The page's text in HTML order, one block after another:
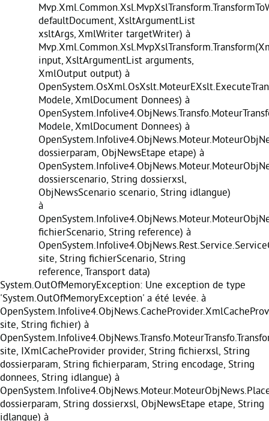
defaultDocument, XsltArgumentList
xsltArgs, XmlWriter targetWriter) à
input, XsltArgumentList arguments,
XmlOutput output) à
Modele, XmlDocument Donnees) à
Modele, XmlDocument Donnees) à
dossierparam, ObjNewsEtape etape) à
dossierscenario, String dossierxsl,
ObjNewsScenario scenario, String idlangue)
à
fichierScenario, String reference) à
site, String fichierScenario, String
reference, Transport data)
System.OutOfMemoryException: Une exception de type
'System.OutOfMemoryException' a été levée. à
site, String fichier) à
site, IXmlCacheProvider provider, String fichierxsl, String
dossierparam, String fichierparam, String encodage, String
donnees, String idlangue) à
dossierparam, String dossierxsl, ObjNewsEtape etape, String
idlangue) à